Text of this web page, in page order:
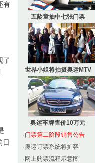
有
了
日
五龄童抽中七张门票
世界小姐将拍摄奥运MTV
奥运车牌售价10万元
·门票第二阶段销售公告
·奥运订票系统将扩容
· 网上购票流程示意图